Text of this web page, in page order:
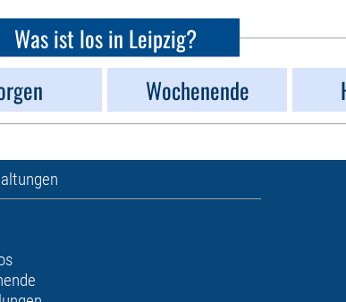
Was ist los in Leipzig?
Wochenende